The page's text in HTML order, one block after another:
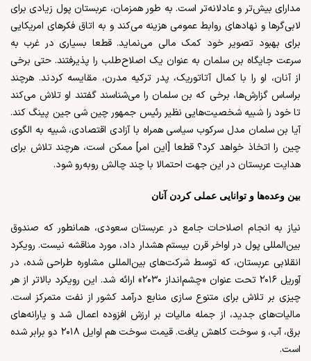
مدارای بیش‌تر و عادلانه‌تر است. به طور همزمان، عربستان پول زیادی برای
لابی‌گرها و نهادهای روابط عمومی هزینه می‌کند و به اتاق فکرهای امریکایی
برای بهبود تصویر خود کمک مالی می‌نماید. قطعا بسیاری در غرب به
سرعت جایگاه بن سلمان به عنوان یک اصلاح‌طلب را پذیرفتند. حتی برخی
از آنان، او را با کمال آتاتوریک، پدر ترکیه مدرن، مقایسه کردند. هرچند
براساس گزارش‌ها، برخی که بن سلمان را می‌شناسند گفتند او تلاش می‌کند
تا خود را شبیه شخصیت‌هایی نظیر رئیس جمهور چین شی جین پینگ کند.
آیا بن سلمان مدل سرکوب سیاسی همراه با آزادی اقتصادی، شبیه به الگوی
چین را اتخاذ خواهد کرد؟ قطعا [این امر] ممکن است، هرچند تلاش برای
هدایت عربستان در این جهت احتمالا با چند چالش روبه‌رو شود.
بین وعده‌ها و توانایی عملی کردن آنان
نیاز به انجام اصلاحات جامع در عربستان سعودی، همانطور که صندوق
بین‌المللی پول در اواخر قرن بیستم هشدار داد، مورد مناقشه نیست. رویکرد
انقلابی عربستان، که توسط شرکت‌های بین‌المللی مشاوره طراحی شده، در
آوریل ۲۰۱۶ تحت عنوان «چشم‌انداز ۲۰۳۰» ارائه شد. این رویکرد بالاتر از هر
چیزی بر تلاش برای متنوع سازی منابع درآمد کشور از نفت متمرکز است.
مالیات‌های جدید، از جمله مالیات بر ارزش افزوده اعمال شد و یارانه‌های
برق، آب، و سوخت کاهش یافت. قیمت سوخت هم اوایل ۲۰۱۸ دو برابر شده
است.